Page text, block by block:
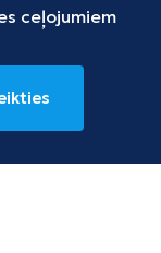
ceļojumiem